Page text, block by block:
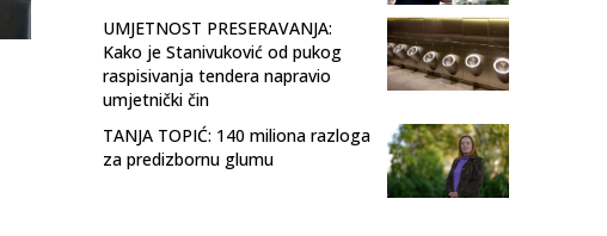
UMJETNOST PRESERAVANJA:
Kako je Stanivuković od pukog
raspisivanja tendera napravio
umjetnički čin
TANJA TOPIĆ: 140 miliona razloga
za predizbornu glumu